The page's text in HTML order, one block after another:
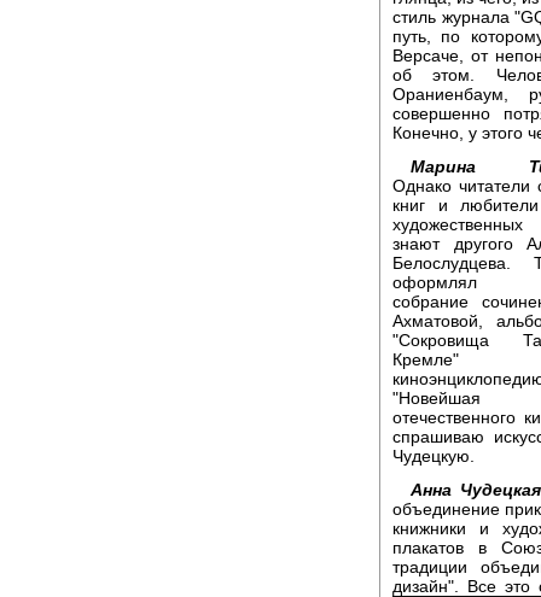
стиль журнала
путь, по
Версаче, от
об этом.
Ораниенбаум,
совершенно
Конечно, у этого
Марина
Однако читатели
книг и
художественных
знают другого
Белослудцева.
оформлял 6-
собрание
Ахматовой,
"Сокровища
"Новейшая
отечественного
спрашиваю
Чудецкую.
Анна
объединение
книжники и
плакатов в
традиции
дизайн". Все